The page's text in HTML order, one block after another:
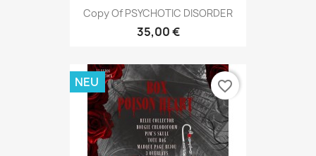
Copy Of PSYCHOTIC DISORDER
35,00 €
NEU favorite_border